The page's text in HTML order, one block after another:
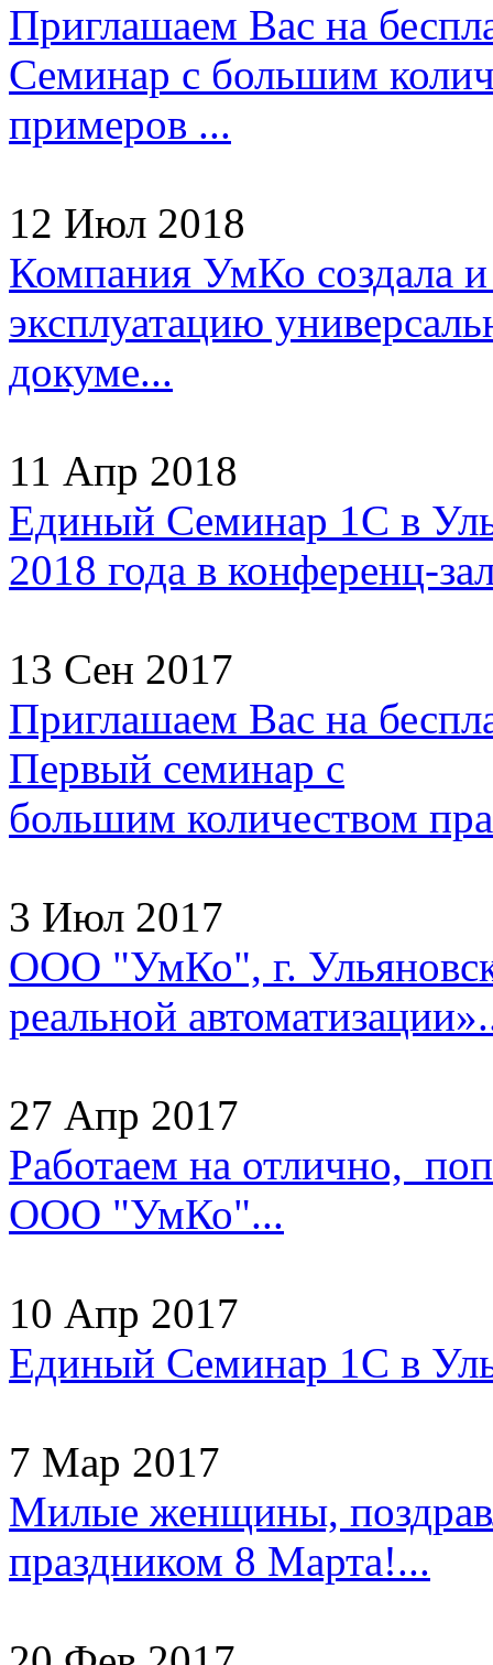
Приглашаем Вас на
Семинар с большим
примеров ...
12 Июл 2018
Компания УмКо создала
эксплуатацию
докуме...
11 Апр 2018
Единый Семинар 1С в
2018 года в конференц-
13 Сен 2017
Приглашаем Вас на
Первый семинар с
большим количеством
3 Июл 2017
ООО "УмКо", г.
реальной
27 Апр 2017
Работаем на отлично,
ООО "УмКо"...
10 Апр 2017
Единый Семинар 1С в
7 Мар 2017
Милые женщины,
праздником 8 Марта!...